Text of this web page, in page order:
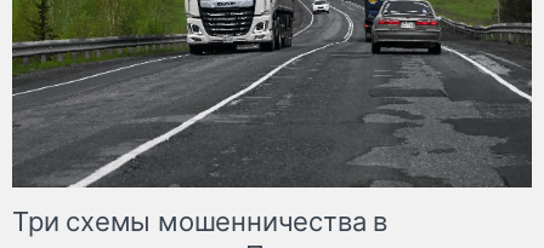
Три схемы мошенничества в